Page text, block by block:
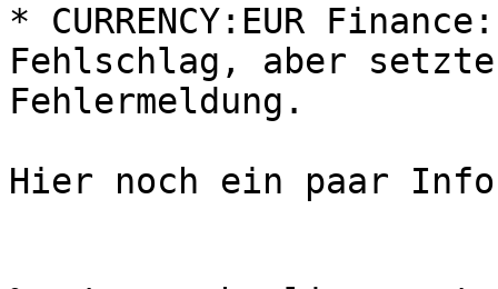
* CURRENCY:EUR
Fehlschlag, aber
Fehlermeldung.
Hier noch ein paar